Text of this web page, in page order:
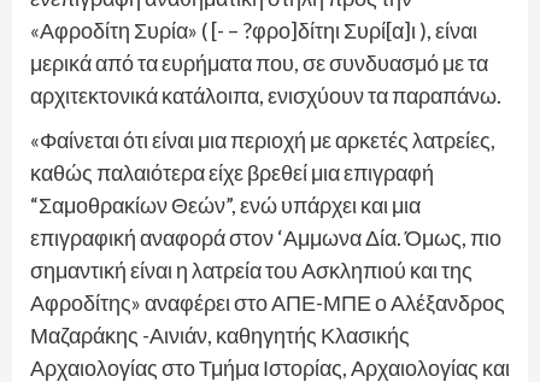
«Αφροδίτη Συρία» ( [- – ?φρο]δίτηι Συρί[α]ι ), είναι
μερικά από τα ευρήματα που, σε συνδυασμό με τα
αρχιτεκτονικά κατάλοιπα, ενισχύουν τα παραπάνω.
«Φαίνεται ότι είναι μια περιοχή με αρκετές λατρείες,
καθώς παλαιότερα είχε βρεθεί μια επιγραφή
“Σαμοθρακίων Θεών”, ενώ υπάρχει και μια
επιγραφική αναφορά στον ‘Αμμωνα Δία. Όμως, πιο
σημαντική είναι η λατρεία του Ασκληπιού και της
Αφροδίτης» αναφέρει στο ΑΠΕ-ΜΠΕ ο Αλέξανδρος
Μαζαράκης -Αινιάν, καθηγητής Κλασικής
Αρχαιολογίας στο Τμήμα Ιστορίας, Αρχαιολογίας και